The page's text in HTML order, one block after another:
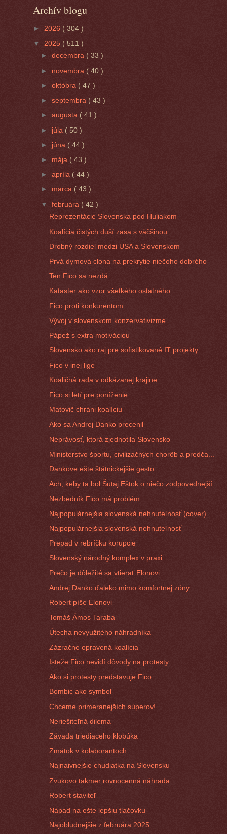
Archív blogu
► 2026 ( 304 )
▼ 2025 ( 511 )
►decembra( 33 )
► novembra ( 40 )
►októbra ( 47 )
►septembra ( 43 )
►augusta( 41 )
► júla ( 50 )
► júna ( 44 )
► mája ( 43 )
►apríla ( 44 )
► marca( 43 )
▼februára ( 42 )
Reprezentácie Slovenska pod Huliakom
Koalícia čistých duší zasa s väčšinou
Drobný rozdiel medzi USA a Slovenskom
Prvá dymová clona na prekrytie niečoho dobrého
Ten Fico sa nezdá
Kataster ako vzor všetkého ostatného
Fico proti konkurentom
Vývoj v slovenskom konzervativizme
Pápež s extra motiváciou
Slovensko ako raj pre sofistikované IT projekty
Fico v inej lige
Koaličná rada v odkázanej krajine
Fico si letí pre poníženie
Matovič chráni koalíciu
Ako sa Andrej Danko precenil
Neprávosť, ktorá zjednotila Slovensko
Ministerstvo športu, civilizačných chorôb a predča...
Dankove ešte štátnickejšie gesto
Ach, keby ta bol Šutaj Eštok o niečo zodpovednejší
Nezbedník Fico má problém
Najpopulárnejšia slovenská nehnuteľnosť (cover)
Najpopulárnejšia slovenská nehnuteľnosť
Prepad v rebríčku korupcie
Slovenský národný komplex v praxi
Prečo je dôležité sa vtierať Elonovi
Andrej Danko ďaleko mimo komfortnej zóny
Robert píše Elonovi
Tomáš Ámos Taraba
Útecha nevyužitého náhradníka
Zázračne opravená koalícia
Isteže Fico nevidí dôvody na protesty
Ako si protesty predstavuje Fico
Bombic ako symbol
Chceme primeranejších súperov!
Neriešiteľná dilema
Závada triediaceho klobúka
Zmätok v kolaborantoch
Najnaivnejšie chudiatka na Slovensku
Zvukovo takmer rovnocenná náhrada
Robert staviteľ
Nápad na ešte lepšiu tlačovku
Najobludnejšie z februára 2025